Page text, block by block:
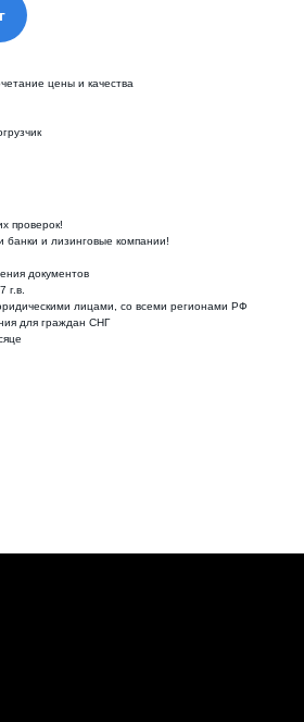
цены и качества
проверок!
банки и лизинговые компании!
документов
г.в.
лицами, со всеми регионами РФ
для граждан СНГ